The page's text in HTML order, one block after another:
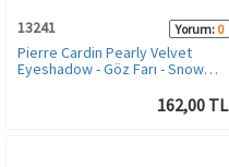
13241 Yorum: 0
Pierre Cardin Pearly Velvet
Eyeshadow - Göz Farı - Snow
162,00 TL